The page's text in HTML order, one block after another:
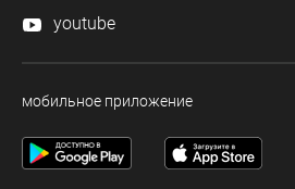
youtube
мобильное приложение